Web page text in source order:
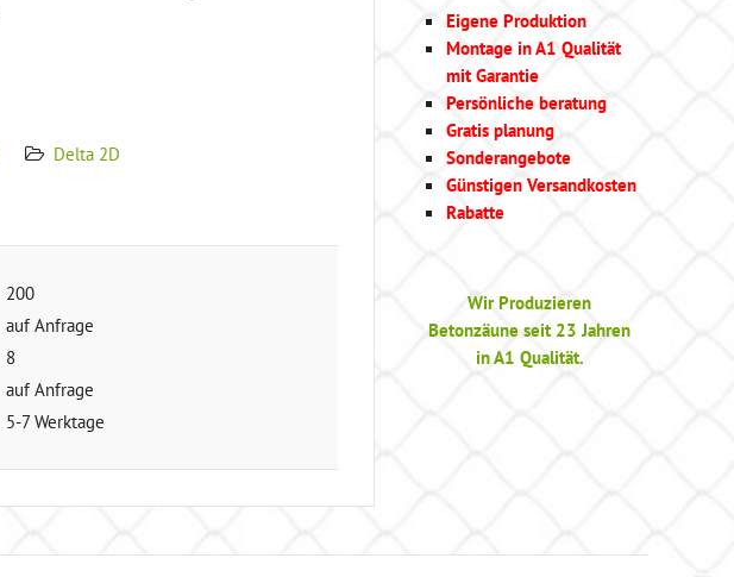
Delta 2D
200
auf Anfrage
8
auf Anfrage
5-7 Werktage
Eigene Produktion
Montage in A1 Qualität
mit Garantie
Persönliche beratung
Gratis planung
Sonderangebote
Günstigen Versandkosten
Rabatte
Wir Produzieren
Betonzäune seit 23 Jahren
in A1 Qualität.